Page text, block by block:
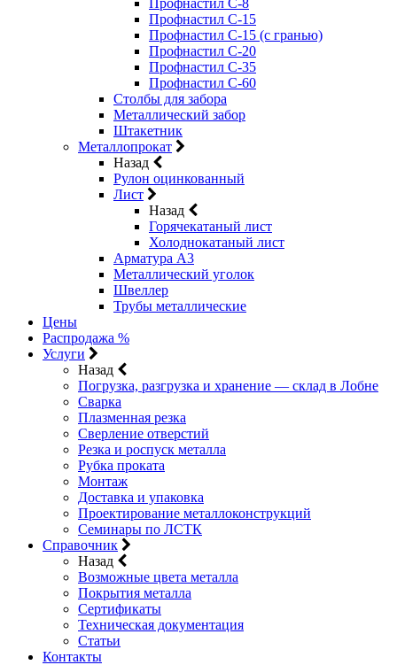
Профнастил С-8
Профнастил С-15
Профнастил С-15 (с гранью)
Профнастил С-20
Профнастил С-35
Профнастил С-60
Столбы для забора
Металлический забор
Штакетник
Металлопрокат
Назад
Рулон оцинкованный
Лист
Назад
Горячекатаный лист
Холоднокатаный лист
Арматура А3
Металлический уголок
Швеллер
Трубы металлические
Цены
Распродажа %
Услуги
Назад
Погрузка, разгрузка и хранение — склад в Лобне
Сварка
Плазменная резка
Сверление отверстий
Резка и роспуск металла
Рубка проката
Монтаж
Доставка и упаковка
Проектирование металлоконструкций
Семинары по ЛСТК
Справочник
Назад
Возможные цвета металла
Покрытия металла
Сертификаты
Техническая документация
Статьи
Контакты